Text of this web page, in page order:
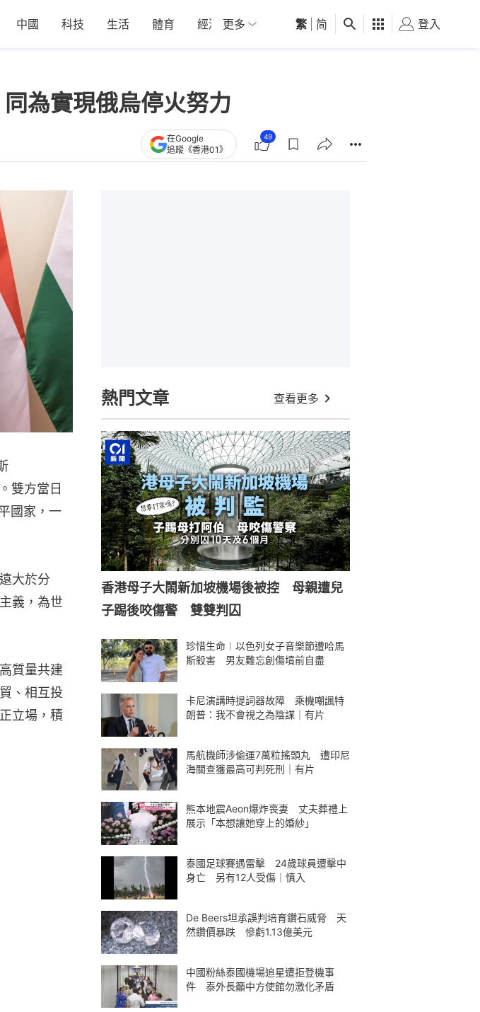
中國 科技 生活 體育 經濟 01深圳 觀點 健康 好食玩飛
更多 繁 简 登入
為實現俄烏停火努力
在Google
追蹤《香港01》
49
雙方當日
國家，一
大於分
義，為世
質量共建
、相互投
立場，積
熱門文章 查看更多
香港母子大鬧新加坡機場後被控 母親遭兒
子踢後咬傷警 雙雙判囚
珍惜生命︱以色列女子音樂節遭哈馬
斯殺害 男友難忘創傷墳前自盡
卡尼演講時提詞器故障 乘機嘲諷特
朗普：我不會視之為陰謀｜有片
馬航機師涉偷運7萬粒搖頭丸 遭印尼
海關查獲最高可判死刑｜有片
熊本地震Aeon爆炸喪妻 丈夫葬禮上
展示「本想讓她穿上的婚紗」
泰國足球賽遇雷擊 24歲球員遭擊中
身亡 另有12人受傷｜慎入
De Beers坦承誤判培育鑽石威脅 天
然鑽價暴跌 慘虧1.13億美元
中國粉絲泰國機場追星遭拒登機事
件 泰外長籲中方使館勿激化矛盾